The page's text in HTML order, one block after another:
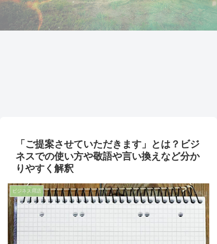
「ご提案させていただきます」とは？ビジ
ネスでの使い方や敬語や言い換えなど分か
りやすく解釈
ビジネス用語